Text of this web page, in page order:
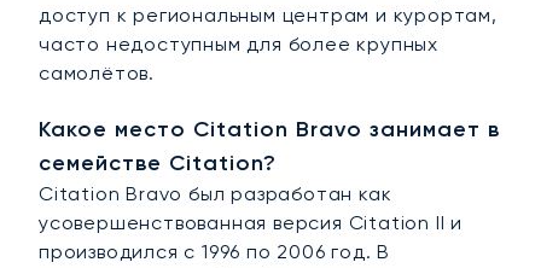
доступ к региональным центрам и курортам,
часто недоступным для более крупных
самолётов.
Какое место Citation Bravo занимает в
семействе Citation?
Citation Bravo был разработан как
усовершенствованная версия Citation II и
производился с 1996 по 2006 год. В